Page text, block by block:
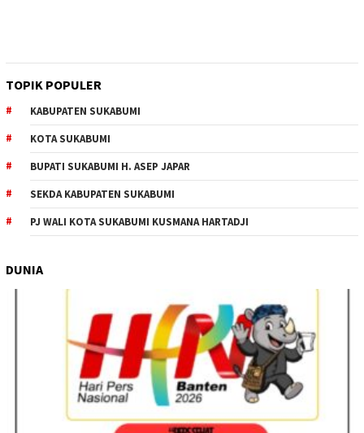
TOPIK POPULER
KABUPATEN SUKABUMI
KOTA SUKABUMI
BUPATI SUKABUMI H. ASEP JAPAR
SEKDA KABUPATEN SUKABUMI
PJ WALI KOTA SUKABUMI KUSMANA HARTADJI
DUNIA